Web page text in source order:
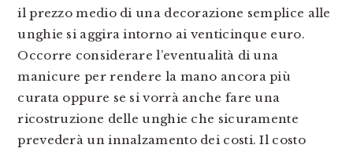
il prezzo medio di una decorazione semplice alle
unghie si aggira intorno ai venticinque euro.
Occorre considerare l’eventualità di una
manicure per rendere la mano ancora più
curata oppure se si vorrà anche fare una
ricostruzione delle unghie che sicuramente
prevederà un innalzamento dei costi. Il costo